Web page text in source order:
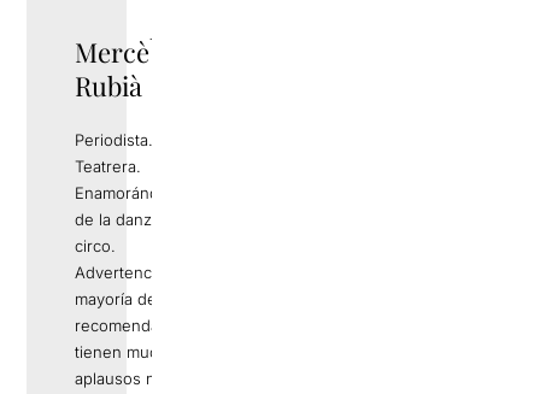
Mercè
Rubià
TWITTER
Periodista.
Teatrera.
Enamorándome
de la danza y del
circo.
Advertencia: Si la
mayoría de mis
recomendaciones
tienen muchos
aplausos no es